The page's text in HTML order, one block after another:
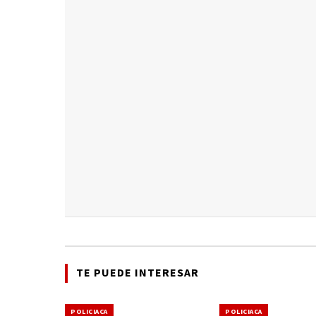
TE PUEDE INTERESAR
POLICIACA POLICIACA